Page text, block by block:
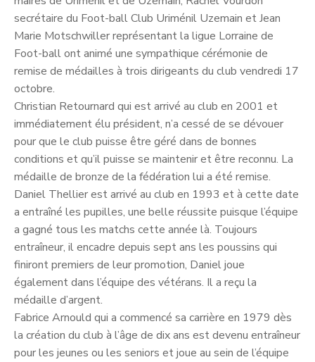
secrétaire du Foot-ball Club Uriménil Uzemain et Jean
Marie Motschwiller représentant la ligue Lorraine de
Foot-ball ont animé une sympathique cérémonie de
remise de médailles à trois dirigeants du club vendredi 17
octobre.
Christian Retournard qui est arrivé au club en 2001 et
immédiatement élu président, n’a cessé de se dévouer
pour que le club puisse être géré dans de bonnes
conditions et qu’il puisse se maintenir et être reconnu. La
médaille de bronze de la fédération lui a été remise.
Daniel Thellier est arrivé au club en 1993 et à cette date
a entraîné les pupilles, une belle réussite puisque l’équipe
a gagné tous les matchs cette année là. Toujours
entraîneur, il encadre depuis sept ans les poussins qui
finiront premiers de leur promotion, Daniel joue
également dans l’équipe des vétérans. Il a reçu la
médaille d’argent.
Fabrice Arnould qui a commencé sa carrière en 1979 dès
la création du club à l’âge de dix ans est devenu entraîneur
pour les jeunes ou les seniors et joue au sein de l’équipe